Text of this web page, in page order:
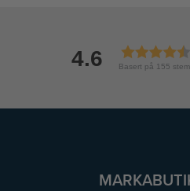
4.6 Basert på 155